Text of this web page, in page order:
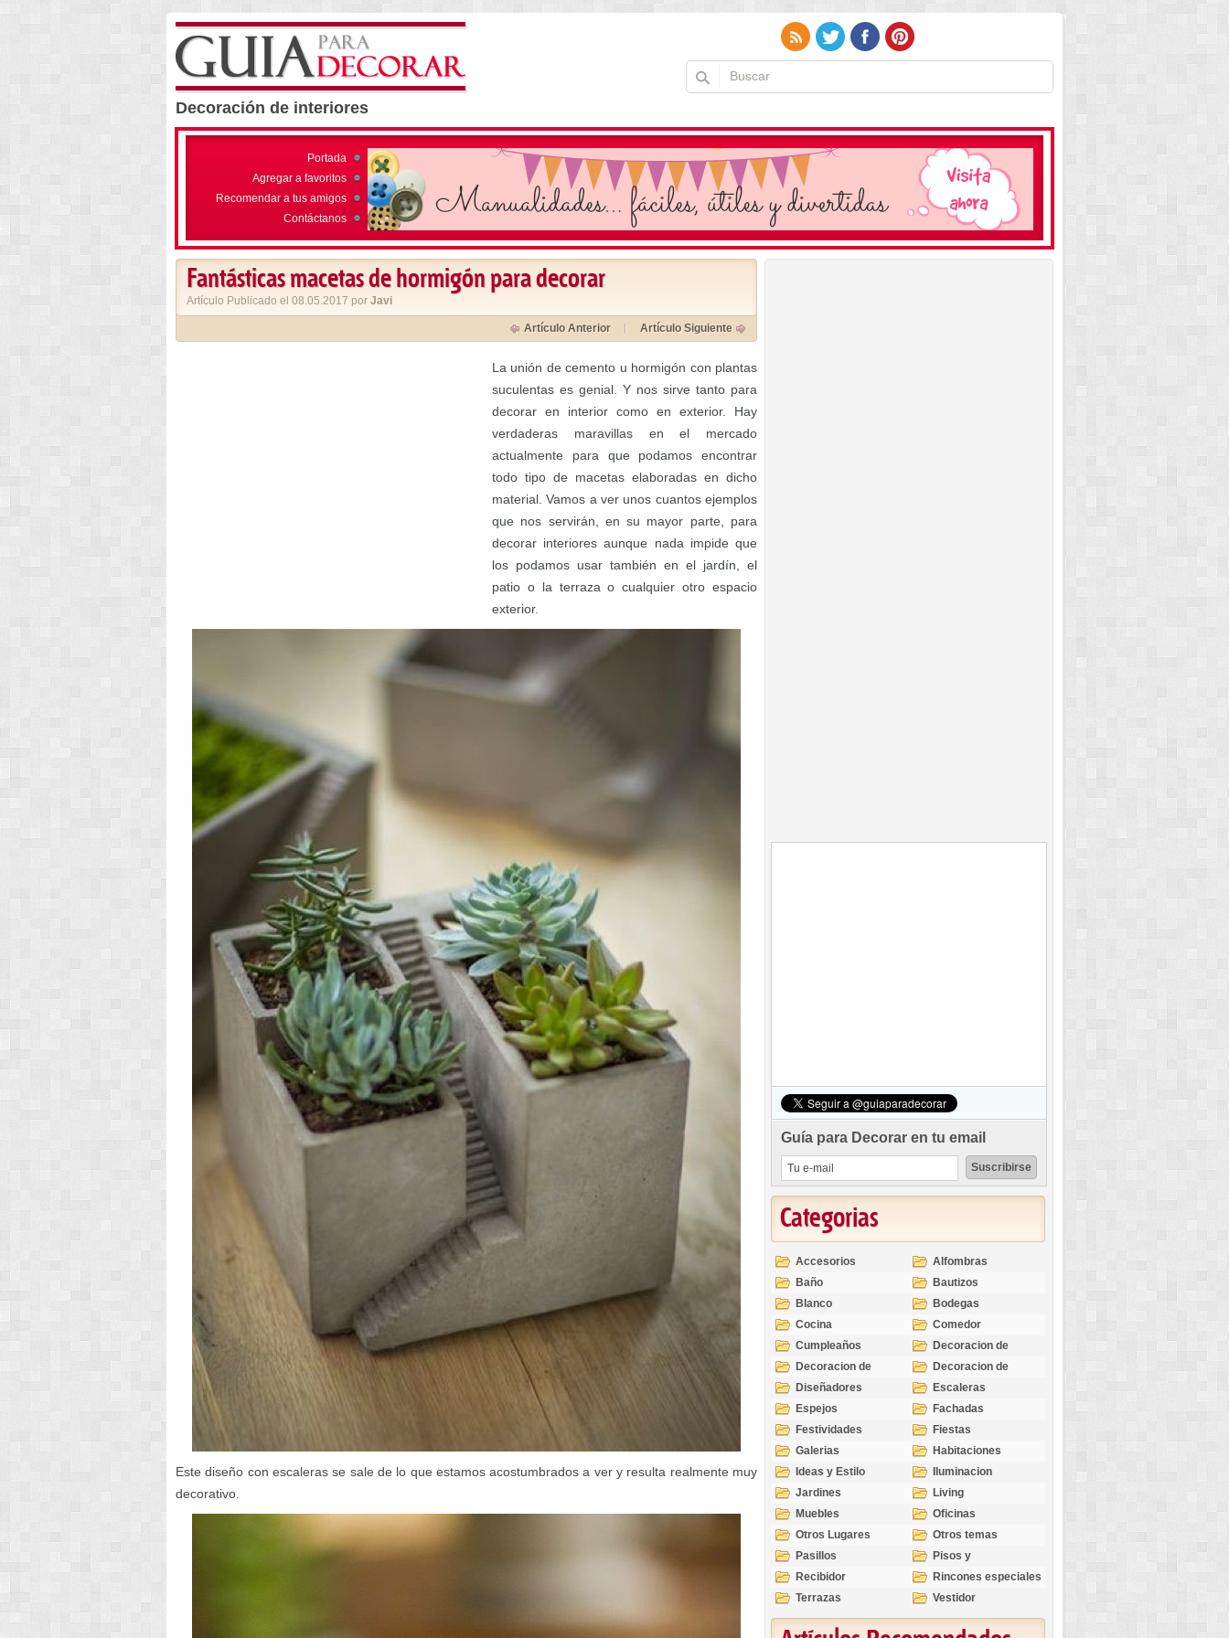
Decoración de interiores
Portada
Agregar a favoritos
Recomendar a tus amigos
Contáctanos
Fantásticas macetas de hormigón para decorar
Artículo Publicado el 08.05.2017 por Javi
Artículo Anterior Artículo Siguiente
La unión de cemento u hormigón con plantas
suculentas es genial. Y nos sirve tanto para
decorar en interior como en exterior. Hay
verdaderas maravillas en el mercado
actualmente para que podamos encontrar
todo tipo de macetas elaboradas en dicho
material. Vamos a ver unos cuantos ejemplos
que nos servirán, en su mayor parte, para
decorar interiores aunque nada impide que
los podamos usar también en el jardín, el
patio o la terraza o cualquier otro espacio
exterior.
Este diseño con escaleras se sale de lo que estamos acostumbrados a ver y resulta realmente muy
decorativo.
Guía para Decorar en tu email
Categorias
Accesorios
Alfombras
Baño
Bautizos
Blanco
Bodegas
Cocina
Comedor
Cumpleaños
Decoracion de
Exteriores
Decoracion de
Interiores
Decoracion de
Ocasiones
Diseñadores
Escaleras
Espejos
Fachadas
Festividades
Fiestas
Galerias
Habitaciones
Ideas y Estilo
Iluminacion
Jardines
Living
Muebles
Oficinas
Otros Lugares
Otros temas
Pasillos
Pisos y
revestimientos
Recibidor
Rincones especiales
Terrazas
Vestidor